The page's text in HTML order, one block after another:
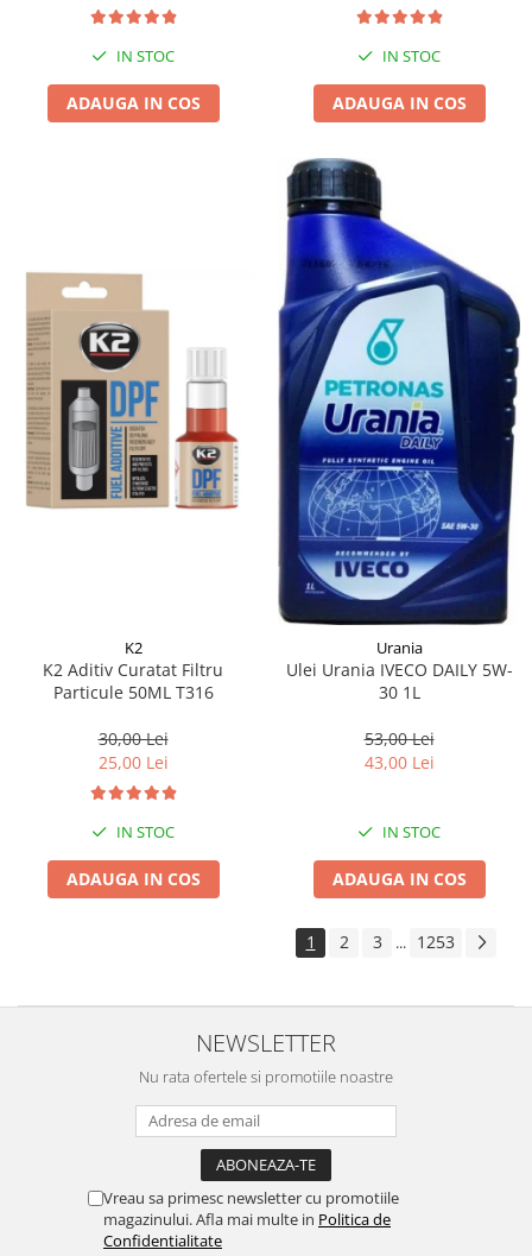
IN STOC
ADAUGA IN COS
IN STOC
ADAUGA IN COS
K2
K2 Aditiv Curatat Filtru
Particule 50ML T316
30,00 Lei
25,00 Lei
IN STOC
ADAUGA IN COS
Urania
Ulei Urania IVECO DAILY 5W-
30 1L
53,00 Lei
43,00 Lei
IN STOC
ADAUGA IN COS
1 2 3 ... 1253
NEWSLETTER
Nu rata ofertele si promotiile noastre
Vreau sa primesc newsletter cu promotiile
magazinului. Afla mai multe in Politica de
Confidentialitate